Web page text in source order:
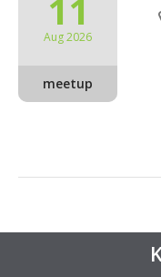
11
Aug 2026
meetup